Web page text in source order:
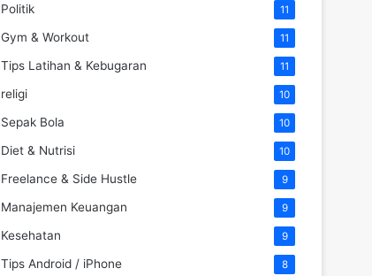
Politik 11
Gym & Workout 11
Tips Latihan & Kebugaran 11
religi 10
Sepak Bola 10
Diet & Nutrisi 10
Freelance & Side Hustle 9
Manajemen Keuangan 9
Kesehatan 9
Tips Android / iPhone 8